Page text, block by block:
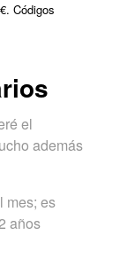
Códigos
el
además
mes; es
años